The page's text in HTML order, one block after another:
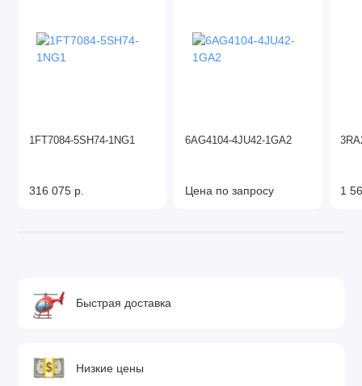
1FT7084-5SH74-1NG1
316 075 р.
6AG4104-4JU42-1GA2
Цена по запросу 1
Быстрая доставка
Низкие цены